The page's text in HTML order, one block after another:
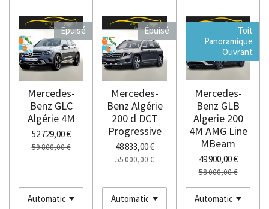
Épuisé
Mercedes-
Benz GLC
Algérie 4M
52 729,00 €
59 800,00 €
Épuisé
Mercedes-
Benz Algérie
200 d DCT
Progressive
48 833,00 €
55 000,00 €
Toit
Panoramique
Ouvrant
Mercedes-
Benz GLB
Algerie 200
4M AMG Line
MBeam
49 900,00 €
58 000,00 €